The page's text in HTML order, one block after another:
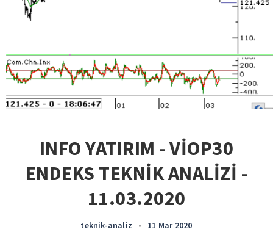
INFO YATIRIM - VİOP30
ENDEKS TEKNİK ANALİZİ -
11.03.2020
teknik-analiz • 11 Mar 2020